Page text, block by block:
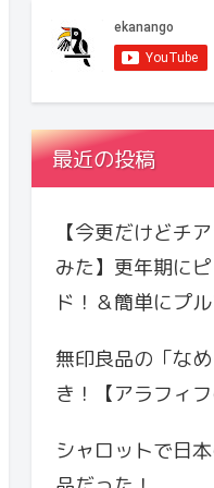
最近の投稿
【今更だけどチ
みた】更年期に
ド！＆簡単にプ
無印良品の「な
き！【アラフィフ
シャロットで日